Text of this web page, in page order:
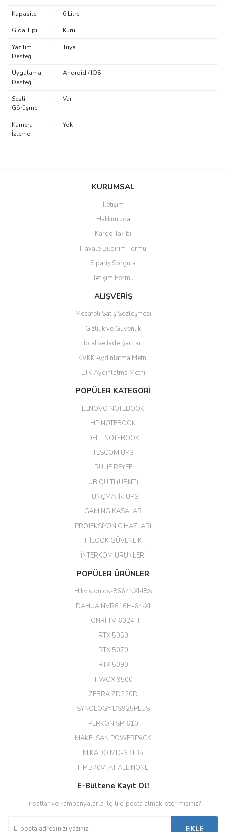
Kapasite : 6 Litre
Gıda Tipi : Kuru
Yazılım
Desteği
: Tuya
Uygulama
Desteği
: Android / IOS
Sesli
Görüşme
: Var
Kamera
İzleme
: Yok
Bu ürüne ilk yorumu siz yapın!
güzel paketlenmiş ama yanında
ile 24 izlenmektedir diye küçük
bir tabela olsa daha hoş
hızlı güvenli bir alışveriş oldu
Yalçın Kaya | 20/06/2026
ahmet yiğit | 29/04/2026
Aldığım ürün kapalı kutu teslim
edildi. Teşekkür ederim.
GÜRKAN KETHÜDAOĞLU |
Her şey için teşekkür ederim çok
Erdal Cingöz | 07/02/2026
Başarılı. Bu vasıfta bir ürünü bu
kadar uygun fiyata bulabilmek
büyük şans. Güvenliticaret
(HIKVISION DS-3E0326P-E/M(B)
EROL ÇAKMAK | 26/12/2025
Diğer yorumları göster
KURUMSAL
İletişim
Hakkımızda
Kargo Takibi
Havale Bildirim Formu
Sipariş Sorgula
İletişim Formu
ALIŞVERİŞ
Mesafeli Satış Sözleşmesi
Gizlilik ve Güvenlik
İptal ve İade Şartları
KVKK Aydınlatma Metni
ETK Aydınlatma Metni
POPÜLER KATEGORİ
LENOVO NOTEBOOK
HP NOTEBOOK
DELL NOTEBOOK
TESCOM UPS
RUIJIE REYEE
UBIQUITI (UBNT)
TUNÇMATİK UPS
GAMİNG KASALAR
PROJEKSİYON CİHAZLARI
HİLOOK GÜVENLİK
İNTERKOM ÜRÜNLERİ
POPÜLER ÜRÜNLER
Hikvision ds-8664NXI-I8/s
DAHUA NVR616H-64-XI
FONRİ TV-6024H
RTX 5050
RTX 5070
RTX 5090
TİWOX 9500
ZEBRA ZD220D
SYNOLOGY DS925PLUS
PERKON SP-610
MAKELSAN POWERPACK
MIKADO MD-SBT35
HP B70VFAT ALLINONE
E-Bültene Kayıt Ol!
Fırsatlar ve kampanyalarla ilgili e-posta almak ister misiniz?
EKLE